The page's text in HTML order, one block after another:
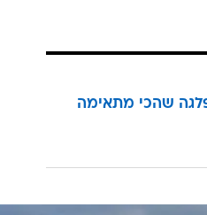
שהכי מתאימה